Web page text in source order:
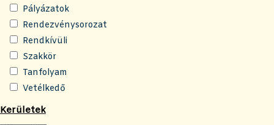
Pályázatok
Rendezvénysorozat
Rendkívüli
Szakkör
Tanfolyam
Vetélkedő
Kerületek